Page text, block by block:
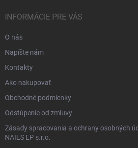
INFORMÁCIE PRE VÁS
O nás
Napíšte nám
Kontakty
Ako nakupovať
Obchodné podmienky
Odstúpenie od zmluvy
Zásady spracovania a ochrany osobných
NAILS EP s.r.o.